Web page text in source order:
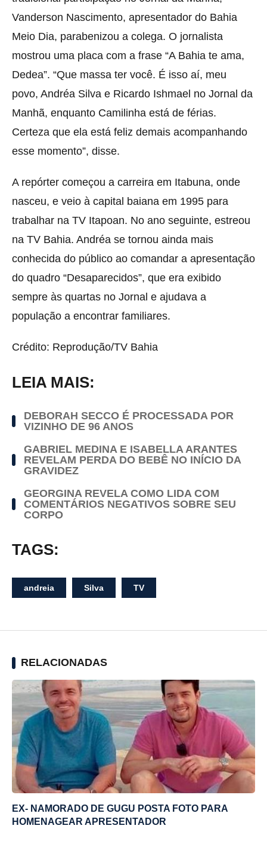
Vanderson Nascimento, apresentador do Bahia
Meio Dia, parabenizou a colega. O jornalista
mostrou uma placa com a frase “A Bahia te ama,
Dedea”. “Que massa ter você. É isso aí, meu
povo, Andréa Silva e Ricardo Ishmael no Jornal da
Manhã, enquanto Camilinha está de férias.
Certeza que ela está feliz demais acompanhando
esse momento”, disse.
A repórter começou a carreira em Itabuna, onde
nasceu, e veio à capital baiana em 1995 para
trabalhar na TV Itapoan. No ano seguinte, estreou
na TV Bahia. Andréa se tornou ainda mais
conhecida do público ao comandar a apresentação
do quadro “Desaparecidos”, que era exibido
sempre às quartas no Jornal e ajudava a
população a encontrar familiares.
Crédito: Reprodução/TV Bahia
LEIA MAIS:
DEBORAH SECCO É PROCESSADA POR
VIZINHO DE 96 ANOS
GABRIEL MEDINA E ISABELLA ARANTES
REVELAM PERDA DO BEBÊ NO INÍCIO DA
GRAVIDEZ
GEORGINA REVELA COMO LIDA COM
COMENTÁRIOS NEGATIVOS SOBRE SEU
CORPO
TAGS:
andreia Silva TV
RELACIONADAS
EX- NAMORADO DE GUGU POSTA FOTO PARA
HOMENAGEAR APRESENTADOR